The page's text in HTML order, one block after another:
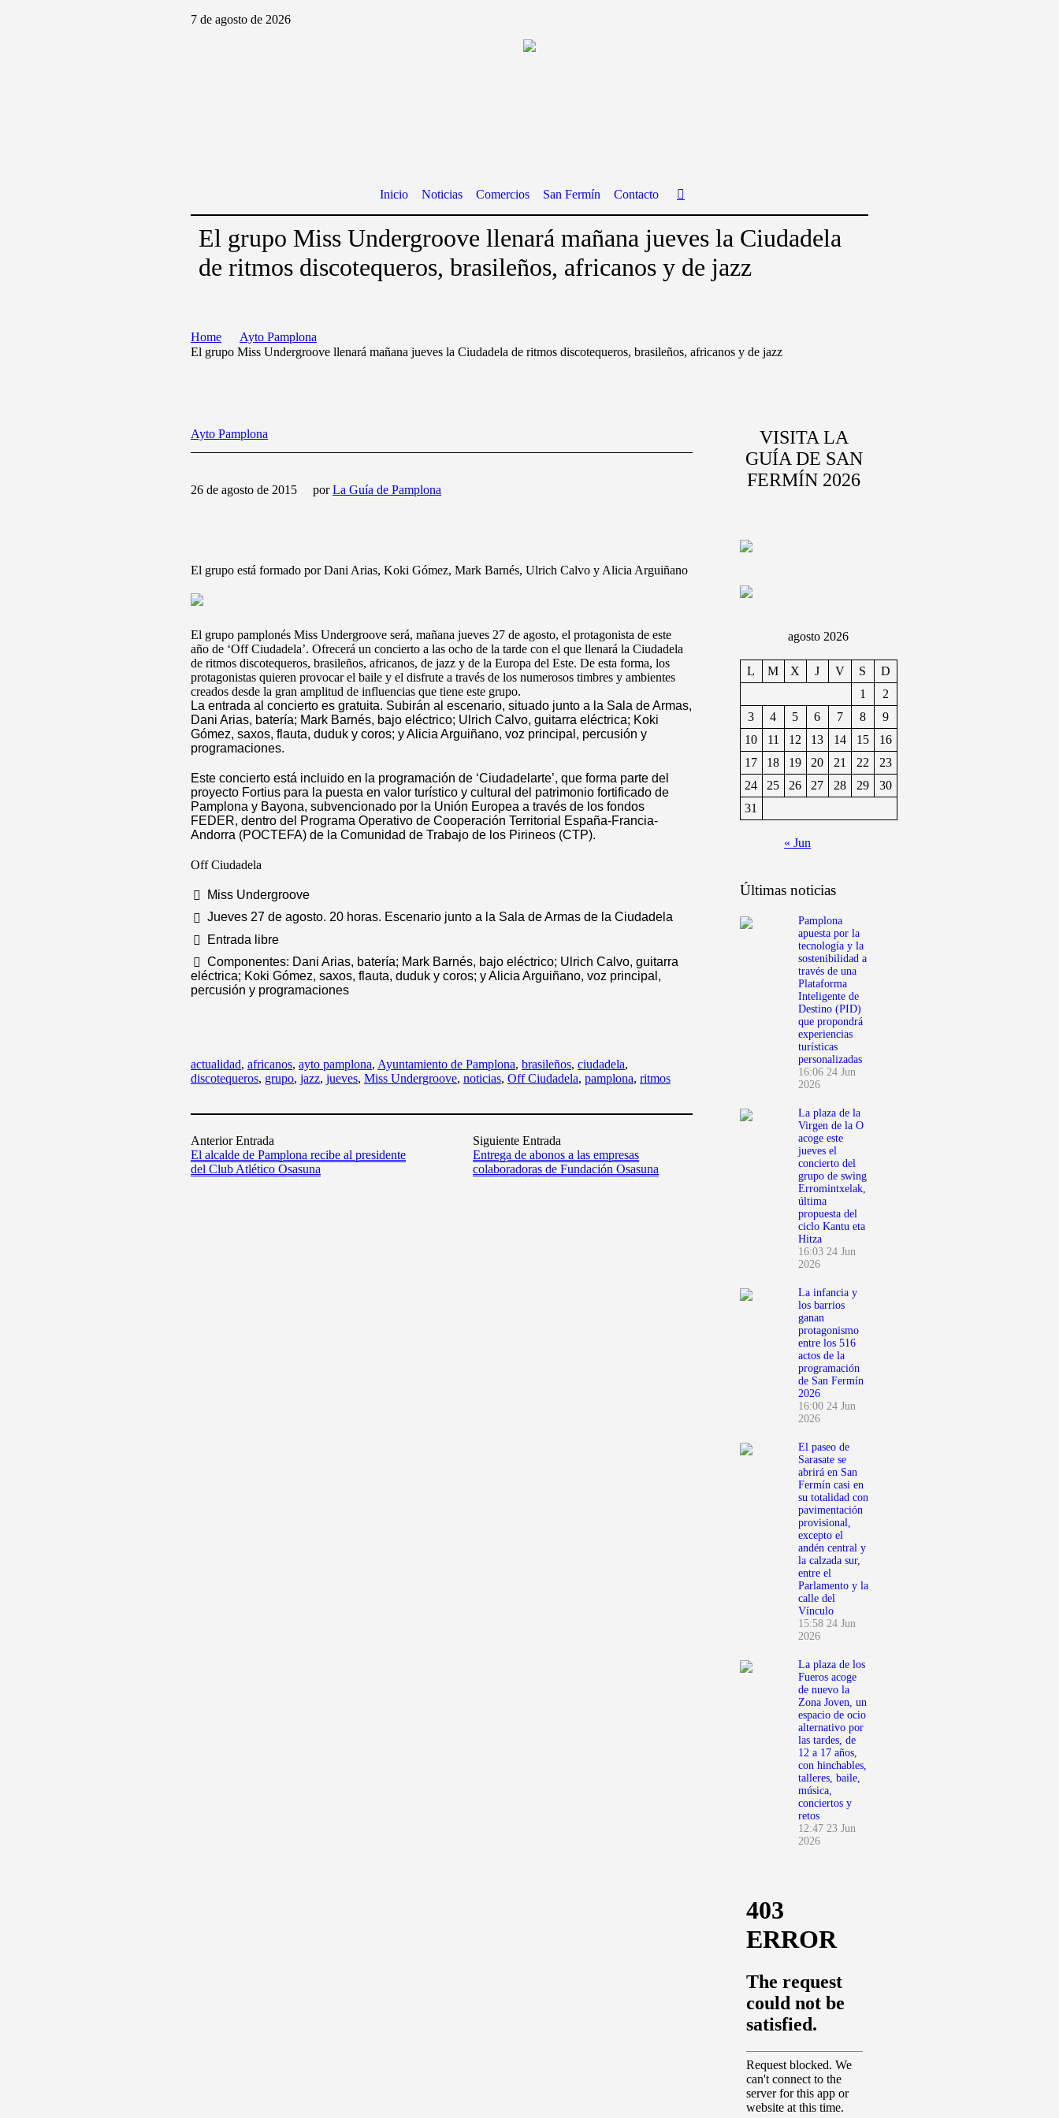
7 de agosto de 2026
Inicio Noticias Comercios San Fermín Contacto
El grupo Miss Undergroove llenará mañana jueves la Ciudadela
de ritmos discotequeros, brasileños, africanos y de jazz
Home
Ayto Pamplona
El grupo Miss Undergroove llenará mañana jueves la Ciudadela de ritmos discotequeros, brasileños, africanos y de jazz
Ayto Pamplona
26 de agosto de 2015 porLa Guía de Pamplona
El grupo está formado porDani Arias, Koki Gómez, Mark Barnés, Ulrich Calvo y Alicia Arguiñano
El grupo pamplonés Miss Undergroove será, mañana jueves 27 de agosto, el protagonista de este
año de ‘Off Ciudadela’. Ofrecerá un concierto a las ocho de la tarde con el que llenará la Ciudadela
de ritmos discotequeros, brasileños, africanos, de jazz y de la Europa del Este. De esta forma, los
protagonistas quieren provocar el baile y el disfrute a través de los numerosos timbres y ambientes
creados desde la gran amplitud de influencias que tiene este grupo.
La entrada al concierto es gratuita. Subirán al escenario, situado junto a la Sala de Armas,
Dani Arias, batería; Mark Barnés, bajo eléctrico; Ulrich Calvo, guitarra eléctrica; Koki
Gómez, saxos, flauta, duduk y coros; y Alicia Arguiñano, voz principal, percusión y
programaciones.
Este concierto está incluido en la programación de ‘Ciudadelarte’, que forma parte del
proyecto Fortius para la puesta en valor turístico y cultural del patrimonio fortificado de
Pamplona y Bayona, subvencionado por la Unión Europea a través de los fondos
FEDER, dentro del Programa Operativo de Cooperación Territorial España-Francia-
Andorra (POCTEFA) de la Comunidad de Trabajo de los Pirineos (CTP).
Off Ciudadela
Miss Undergroove
Jueves 27 de agosto. 20 horas. Escenario junto a la Sala de Armas de la Ciudadela
Entrada libre
Componentes: Dani Arias, batería; Mark Barnés, bajo eléctrico; Ulrich Calvo, guitarra
eléctrica; Koki Gómez, saxos, flauta, duduk y coros; y Alicia Arguiñano, voz principal,
percusión y programaciones
actualidad, africanos, ayto pamplona, Ayuntamiento de Pamplona, brasileños, ciudadela,
discotequeros, grupo, jazz, jueves, Miss Undergroove, noticias, Off Ciudadela, pamplona, ritmos
Anterior Entrada
El alcalde de Pamplona recibe al presidente
del Club Atlético Osasuna
Siguiente Entrada
Entrega de abonos a las empresas
colaboradoras de Fundación Osasuna
VISITA LA
GUÍA DE SAN
FERMÍN 2026
agosto 2026
L M X J V S
D
1
2
3
4 5 6 7 8
9
10
11 12 13 14 15
16
17
18 19 20 21 22
23
24
25 26 27 28 29
30
31
« Jun
Últimas noticias
Pamplona
apuesta por la
tecnología y la
sostenibilidad a
través de una
Plataforma
Inteligente de
Destino (PID)
que propondrá
experiencias
turísticas
personalizadas
16:06 24 Jun
2026
La plaza de la
Virgen de la O
acoge este
jueves el
concierto del
grupo de swing
Erromintxelak,
última
propuesta del
ciclo Kantu eta
Hitza
16:03 24 Jun
2026
La infancia y
los barrios
ganan
protagonismo
entre los 516
actos de la
programación
de San Fermín
2026
16:00 24 Jun
2026
El paseo de
Sarasate se
abrirá en San
Fermín casi en
su totalidad con
pavimentación
provisional,
excepto el
andén central y
la calzada sur,
entre el
Parlamento y la
calle del
Vínculo
15:58 24 Jun
2026
La plaza de los
Fueros acoge
de nuevo la
Zona Joven, un
espacio de ocio
alternativo por
las tardes, de
12 a 17 años,
con hinchables,
talleres, baile,
música,
conciertos y
retos
12:47 23 Jun
2026